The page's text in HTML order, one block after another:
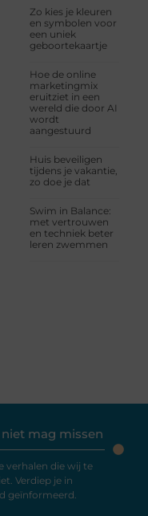
Zo kies je kleuren
en symbolen voor
een uniek
geboortekaartje
Hoe de online
marketingmix
eruitziet in een
wereld die door AI
wordt
aangestuurd
Huis beveiligen
tijdens je vakantie,
zo doe je dat
Swim in Balance:
met vertrouwen
en techniek beter
leren zwemmen
mag missen
verhalen die wij te
Verdiep je in
geïnformeerd.